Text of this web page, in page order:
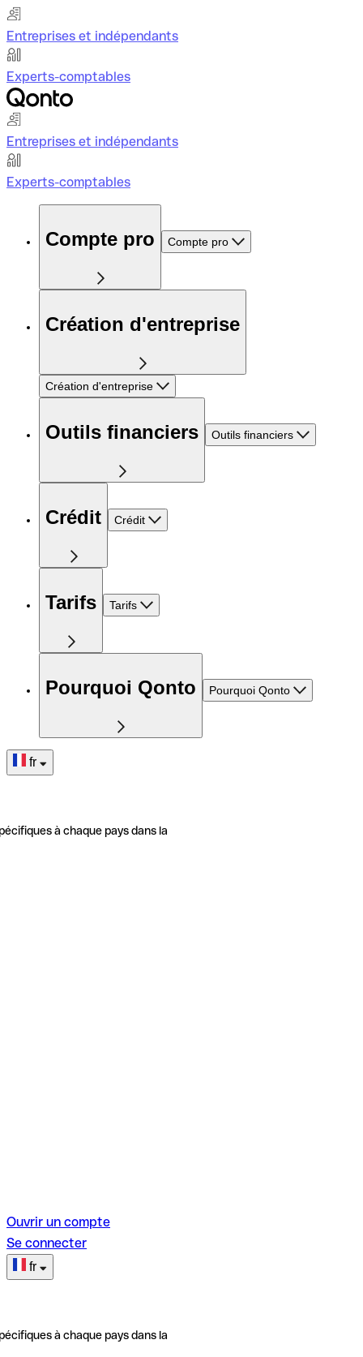
Entreprises et indépendants
Experts-comptables
Entreprises et indépendants
Experts-comptables
Compte pro Compte pro
Création d'entreprise
Création d'entreprise
Outils financiers Outils financiers
Crédit Crédit
Tarifs Tarifs
Pourquoi Qonto Pourquoi Qonto
fr
à chaque pays dans la
Ouvrir un compte
Se connecter
fr
à chaque pays dans la